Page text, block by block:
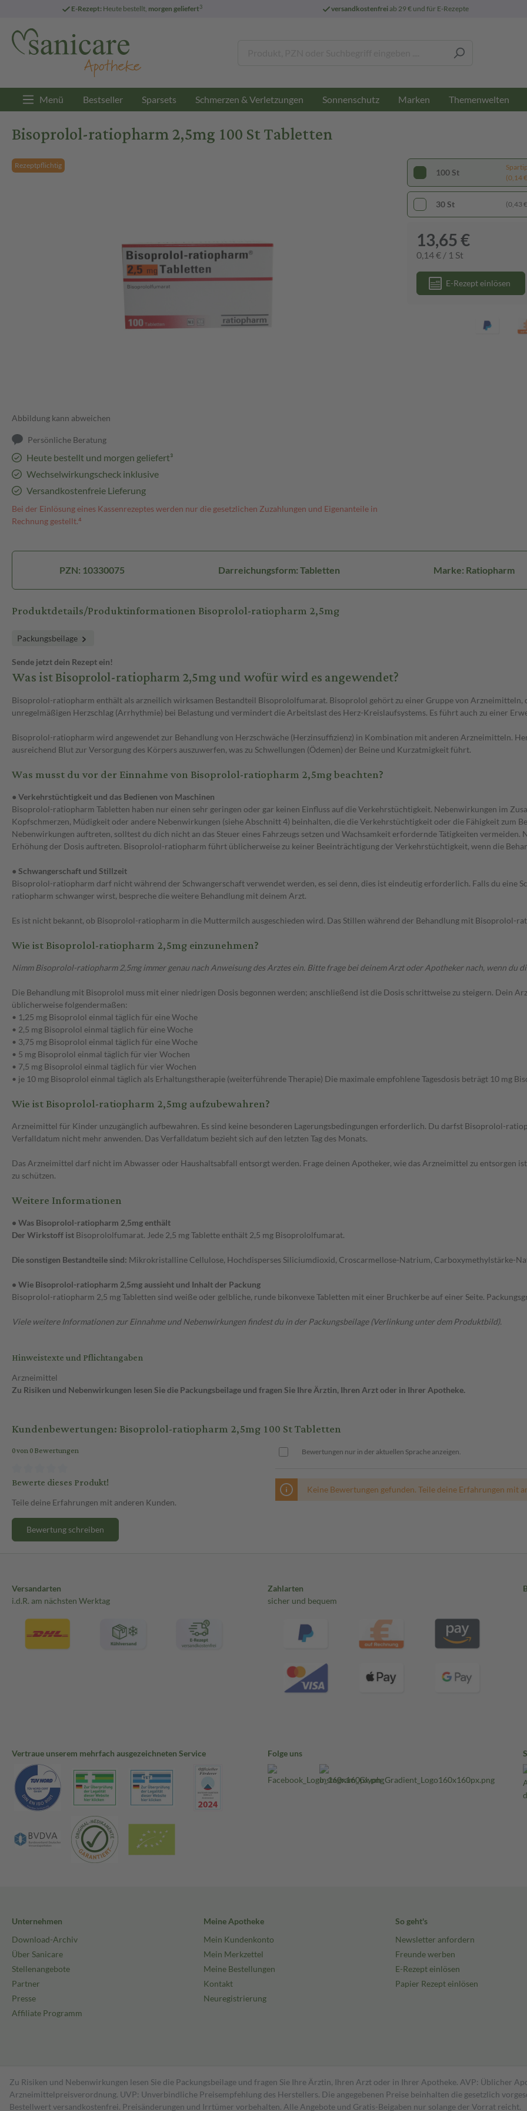
E-Rezept: Heute bestellt, morgen geliefert3 versandkostenfreiab 29 € und für E-Rezepte
Menü Bestseller Sparsets Schmerzen & Verletzungen Sonnenschutz Marken Themenwelten
Bisoprolol-ratiopharm 2,5mg 100 St Tabletten
Rezeptpflichtig
Abbildung kann abweichen
Persönliche Beratung
Heute bestellt und morgen geliefert³
Wechselwirkungscheck inklusive
Versandkostenfreie Lieferung
Bei der Einlösung eines Kassenrezeptes werden nur die gesetzlichen Zuzahlungen und Eigenanteile in
Rechnung gestellt.⁴
100 St
(0,14
30 St (0,43
13,65 €
0,14 € / 1 St
E-Rezept einlösen
PZN: 10330075 Darreichungsform: Tabletten Marke: Ratiopharm
Produktdetails/Produktinformationen Bisoprolol-ratiopharm 2,5mg
Packungsbeilage
Sende jetzt dein Rezept ein!
Was ist Bisoprolol-ratiopharm 2,5mg und wofür wird es angewendet?
Bisoprolol-ratiopharm enthält als arzneilich wirksamen Bestandteil Bisoprololfumarat. Bisoprolol gehört zu einer Gruppe von
unregelmäßigen Herzschlag (Arrhythmie) bei Belastung und vermindert die Arbeitslast des Herz-Kreislaufsystems. Es führt auch zu einer
Bisoprolol-ratiopharm wird angewendet zur Behandlung von Herzschwäche (Herzinsuffizienz) in Kombination mit anderen Arzneimitteln.
ausreichend Blut zur Versorgung des Körpers auszuwerfen, was zu Schwellungen (Ödemen) der Beine und Kurzatmigkeit führt.
Was musst du vor der Einnahme von Bisoprolol-ratiopharm 2,5mg beachten?
● Verkehrstüchtigkeit und das Bedienen von Maschinen
Bisoprolol-ratiopharm Tabletten haben nur einen sehr geringen oder gar keinen Einfluss auf die Verkehrstüchtigkeit. Nebenwirkungen im
Kopfschmerzen, Müdigkeit oder andere Nebenwirkungen (siehe Abschnitt 4) beinhalten, die die Verkehrstüchtigkeit oder die Fähigkeit zum
Nebenwirkungen auftreten, solltest du dich nicht an das Steuer eines Fahrzeugs setzen und Wachsamkeit erfordernde Tätigkeiten
Erhöhung der Dosis auftreten. Bisoprolol-ratiopharm führt üblicherweise zu keiner Beeinträchtigung der Verkehrstüchtigkeit, wenn die
● Schwangerschaft und Stillzeit
Bisoprolol-ratiopharm darf nicht während der Schwangerschaft verwendet werden, es sei denn, dies ist eindeutig erforderlich. Falls du eine
ratiopharm schwanger wirst, bespreche die weitere Behandlung mit deinem Arzt.
Es ist nicht bekannt, ob Bisoprolol-ratiopharm in die Muttermilch ausgeschieden wird. Das Stillen während der Behandlung mit Bisoprolol-
Wie ist Bisoprolol-ratiopharm 2,5mg einzunehmen?
Nimm Bisoprolol-ratiopharm 2,5mg immer genau nach Anweisung des Arztes ein. Bitte frage bei deinem Arzt oder Apotheker nach, wenn du
Die Behandlung mit Bisoprolol muss mit einer niedrigen Dosis begonnen werden; anschließend ist die Dosis schrittweise zu steigern. Dein
üblicherweise folgendermaßen:
• 1,25 mg Bisoprolol einmal täglich für eine Woche
• 2,5 mg Bisoprolol einmal täglich für eine Woche
• 3,75 mg Bisoprolol einmal täglich für eine Woche
• 5 mg Bisoprolol einmal täglich für vier Wochen
• 7,5 mg Bisoprolol einmal täglich für vier Wochen
• je 10 mg Bisoprolol einmal täglich als Erhaltungstherapie (weiterführende Therapie) Die maximale empfohlene Tagesdosis beträgt 10 mg
Wie ist Bisoprolol-ratiopharm 2,5mg aufzubewahren?
Arzneimittel für Kinder unzugänglich aufbewahren. Es sind keine besonderen Lagerungsbedingungen erforderlich. Du darfst Bisoprolol-
Verfalldatum nicht mehr anwenden. Das Verfalldatum bezieht sich auf den letzten Tag des Monats.
Das Arzneimittel darf nicht im Abwasser oder Haushaltsabfall entsorgt werden. Frage deinen Apotheker, wie das Arzneimittel zu entsorgen
zu schützen.
Weitere Informationen
• Was Bisoprolol-ratiopharm 2,5mg enthält
Der Wirkstoff ist Bisoprololfumarat. Jede 2,5 mg Tablette enthält 2,5 mg Bisoprololfumarat.
Die sonstigen Bestandteile sind: Mikrokristalline Cellulose, Hochdisperses Siliciumdioxid, Croscarmellose-Natrium, Carboxymethylstärke-
• Wie Bisoprolol-ratiopharm 2,5mg aussieht und Inhalt der Packung
Bisoprolol-ratiopharm 2,5 mg Tabletten sind weiße oder gelbliche, runde bikonvexe Tabletten mit einer Bruchkerbe auf einer Seite.
Viele weitere Informationen zur Einnahme und Nebenwirkungen findest du in der Packungsbeilage (Verlinkung unter dem Produktbild).
Hinweistexte und Pflichtangaben
Arzneimittel
Zu Risiken und Nebenwirkungen lesen Sie die Packungsbeilage und fragen Sie Ihre Ärztin, Ihren Arzt oder in Ihrer Apotheke.
Kundenbewertungen: Bisoprolol-ratiopharm 2,5mg 100 St Tabletten
0 von 0 Bewertungen
Bewerte dieses Produkt!
Teile deine Erfahrungen mit anderen Kunden.
Bewertung schreiben
Bewertungen nur in der aktuellen Sprache anzeigen.
Keine Bewertungen gefunden. Teile deine Erfahrungen mit
Versandarten
i.d.R. am nächsten Werktag
Zahlarten
sicher und bequem
Vertraue unserem mehrfach ausgezeichneten Service Folge uns
Unternehmen
Download-Archiv
Über Sanicare
Stellenangebote
Partner
Presse
Affiliate Programm
Meine Apotheke
Mein Kundenkonto
Mein Merkzettel
Meine Bestellungen
Kontakt
Neuregistrierung
So geht's
Newsletter anfordern
Freunde werben
E-Rezept einlösen
Papier Rezept einlösen
Zu Risiken und Nebenwirkungen lesen Sie die Packungsbeilage und fragen Sie Ihre Ärztin, Ihren Arzt oder in Ihrer Apotheke. AVP: Üblicher
Arzneimittelpreisverordnung. UVP: Unverbindliche Preisempfehlung des Herstellers. Die angegebenen Preise beinhalten die gesetzlich
Bestell­wert versand­kosten­frei. Preisänderungen und Irrtümer vorbehalten. Alle Angebote und Gratis-Beigaben nur solange der Vorrat reicht.